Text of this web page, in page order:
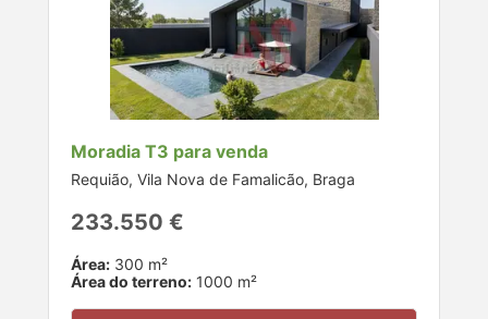
Moradia T3 para venda
Requião, Vila Nova de Famalicão, Braga
233.550 €
Área: 300 m²
Área do terreno: 1000 m²